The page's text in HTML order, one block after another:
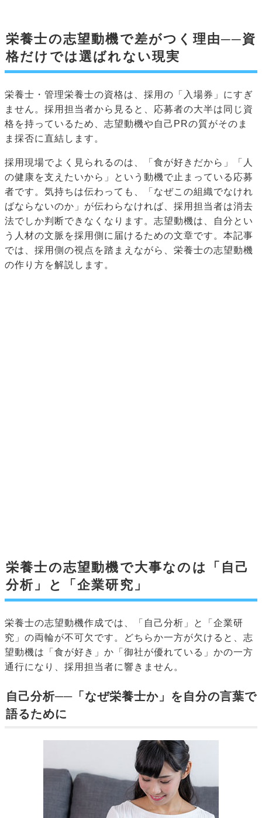
栄養士の志望動機で差がつく理由──資
格だけでは選ばれない現実
栄養士・管理栄養士の資格は、採用の「入場券」にすぎ
ません。採用担当者から見ると、応募者の大半は同じ資
格を持っているため、志望動機や自己PRの質がそのま
ま採否に直結します。
採用現場でよく見られるのは、「食が好きだから」「人
の健康を支えたいから」という動機で止まっている応募
者です。気持ちは伝わっても、「なぜこの組織でなけれ
ばならないのか」が伝わらなければ、採用担当者は消去
法でしか判断できなくなります。志望動機は、自分とい
う人材の文脈を採用側に届けるための文章です。本記事
では、採用側の視点を踏まえながら、栄養士の志望動機
の作り方を解説します。
栄養士の志望動機で大事なのは「自己
分析」と「企業研究」
栄養士の志望動機作成では、「自己分析」と「企業研
究」の両輪が不可欠です。どちらか一方が欠けると、志
望動機は「食が好き」か「御社が優れている」かの一方
通行になり、採用担当者に響きません。
自己分析──「なぜ栄養士か」を自分の言葉で
語るために